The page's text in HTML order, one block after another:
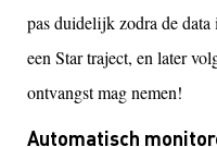
pas duidelijk zodra de data
een Star traject, en later
ontvangst mag nemen!
Automatisch